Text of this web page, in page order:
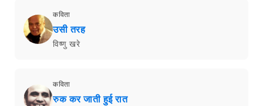
कविता
उसी तरह
विष्णु खरे
कविता
रुक कर जाती हुई रात